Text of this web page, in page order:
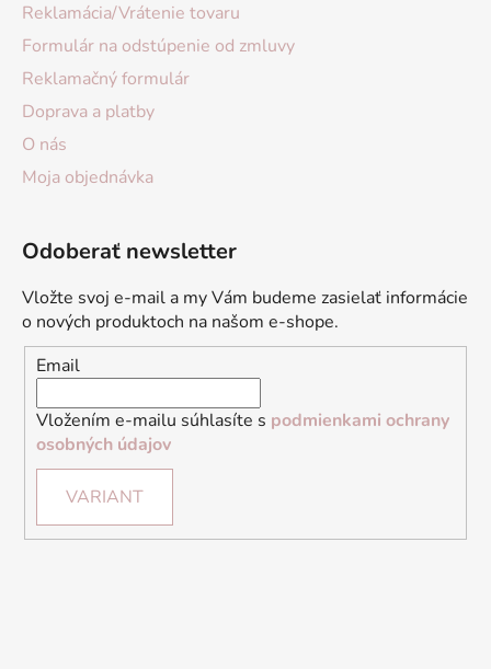
Reklamácia/Vrátenie tovaru
Formulár na odstúpenie od zmluvy
Reklamačný formulár
Doprava a platby
O nás
Moja objednávka
Odoberať newsletter
Vložte svoj e-mail a my Vám budeme zasielať informácie
o nových produktoch na našom e-shope.
Email
Vložením e-mailu súhlasíte s podmienkami ochrany
osobných údajov
VARIANT